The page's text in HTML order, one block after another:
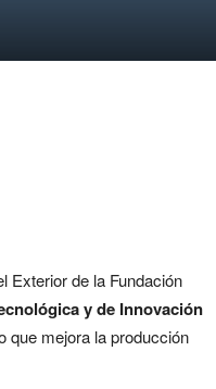
Exterior de la Fundación
y de Innovación
que mejora la producción